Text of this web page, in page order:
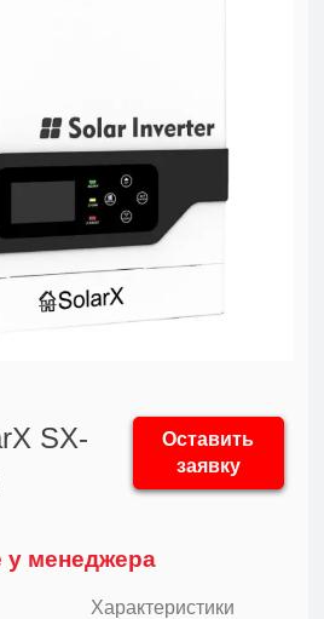
SX-
Оставить
заявку
у менеджера
Характеристики